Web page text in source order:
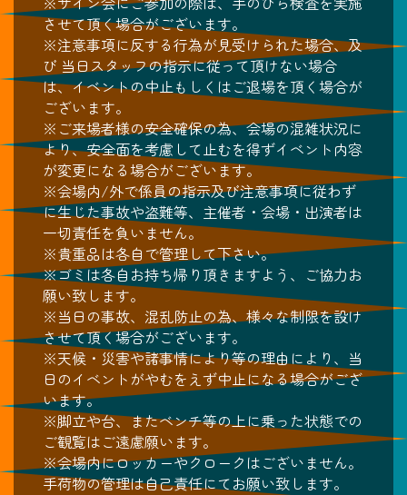
させて頂く場合がございます。
※注意事項に反する行為が見受けられた場合、及
び 当日スタッフの指示に従って頂けない場合
は、イベントの中止もしくはご退場を頂く場合が
ございます。
※ご来場者様の安全確保の為、会場の混雑状況に
より、安全面を考慮して止むを得ずイベント内容
が変更になる場合がございます。
※会場内/外で係員の指示及び注意事項に従わず
に生じた事故や盗難等、主催者・会場・出演者は
一切責任を負いません。
※貴重品は各自で管理して下さい。
※ゴミは各自お持ち帰り頂きますよう、ご協力お
願い致します。
※当日の事故、混乱防止の為、様々な制限を設け
させて頂く場合がございます。
※天候・災害や諸事情により等の理由により、当
日のイベントがやむをえず中止になる場合がござ
います。
※脚立や台、またベンチ等の上に乗った状態での
ご観覧はご遠慮願います。
※会場内にロッカーやクロークはございません。
手荷物の管理は自己責任にてお願い致します。